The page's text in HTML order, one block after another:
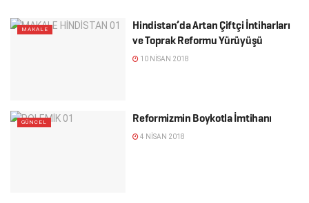
MAKALE
Hindistan’da Artan Çiftçi İntiharları
ve Toprak Reformu Yürüyüşü
10 NISAN 2018
GÜNCEL Reformizmin Boykotla İmtihanı
4 NISAN 2018